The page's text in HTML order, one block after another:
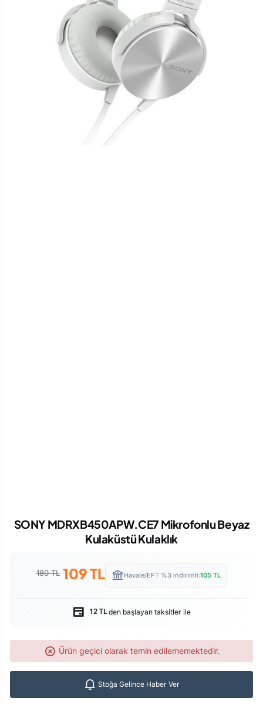
SONY MDRXB450APW.CE7 Mikrofonlu Beyaz
Kulaküstü Kulaklık
180 TL 109TL Havale/EFT %3 indirimli:105TL
12 TL den başlayan taksitler ile
Ürün geçici olarak temin edilememektedir.
Stoğa Gelince Haber Ver